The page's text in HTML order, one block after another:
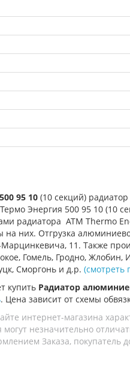
95 10 (10 секций)
Энергия 500 95 10 (10
радиатора ATM Thermo
них. Отгрузка
11. Также
Гомель, Гродно,
Сморгонь и д.р. (смотреть
купить Радиатор
. Цена зависит от схемы
интернет-магазина
незначительно
Заказа, покупатель